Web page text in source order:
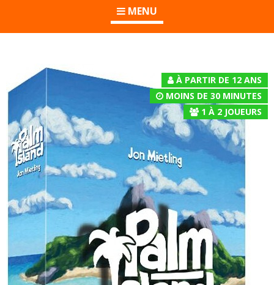
MENU
À PARTIR DE 12 ANS
MOINS DE 30 MINUTES
1 À 2 JOUEURS